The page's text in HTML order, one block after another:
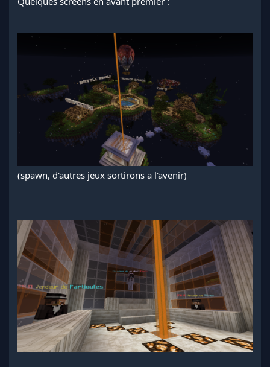
(spawn, d'autres jeux sortirons a l'avenir)